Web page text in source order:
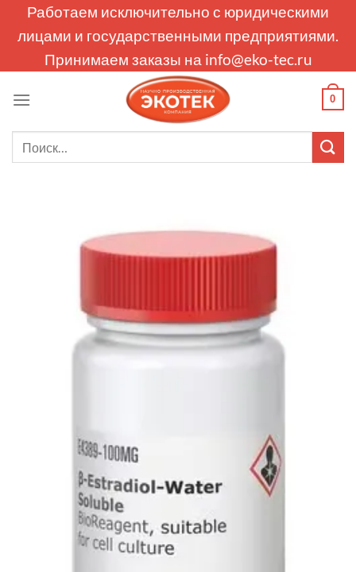
Работаем исключительно с юридическими
лицами и государственными предприятиями.
Принимаем заказы на info@eko-tec.ru
0